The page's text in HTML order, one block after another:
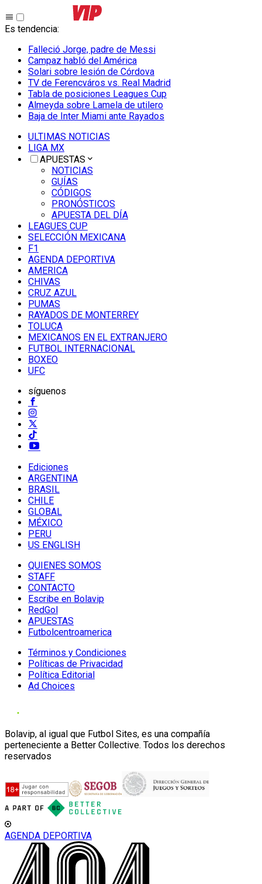
Es tendencia:
Falleció Jorge, padre de Messi
Campaz habló del América
Solari sobre lesión de Córdova
TV de Ferencváros vs. Real Madrid
Tabla de posiciones Leagues Cup
Almeyda sobre Lamela de utilero
Baja de Inter Miami ante Rayados
ULTIMAS NOTICIAS
LIGA MX
APUESTAS
NOTICIAS
GUÍAS
CÓDIGOS
PRONÓSTICOS
APUESTA DEL DÍA
LEAGUES CUP
SELECCIÓN MEXICANA
F1
AGENDA DEPORTIVA
AMERICA
CHIVAS
CRUZ AZUL
PUMAS
RAYADOS DE MONTERREY
TOLUCA
MEXICANOS EN EL EXTRANJERO
FUTBOL INTERNACIONAL
BOXEO
UFC
síguenos
Ediciones
ARGENTINA
BRASIL
CHILE
GLOBAL
MÉXICO
PERU
US ENGLISH
QUIENES SOMOS
STAFF
CONTACTO
Escribe en Bolavip
RedGol
APUESTAS
Futbolcentroamerica
Términos y Condiciones
Políticas de Privacidad
Política Editorial
Ad Choices
Bolavip, al igual que Futbol Sites, es una compañía
perteneciente a Better Collective. Todos los derechos
reservados
AGENDA DEPORTIVA